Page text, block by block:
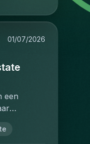
en
de
functie
en
van
je
01/07/2026
een
equity en